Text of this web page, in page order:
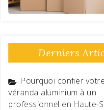
Derniers
Pourquoi confier
véranda aluminium à un
professionnel en Haute-